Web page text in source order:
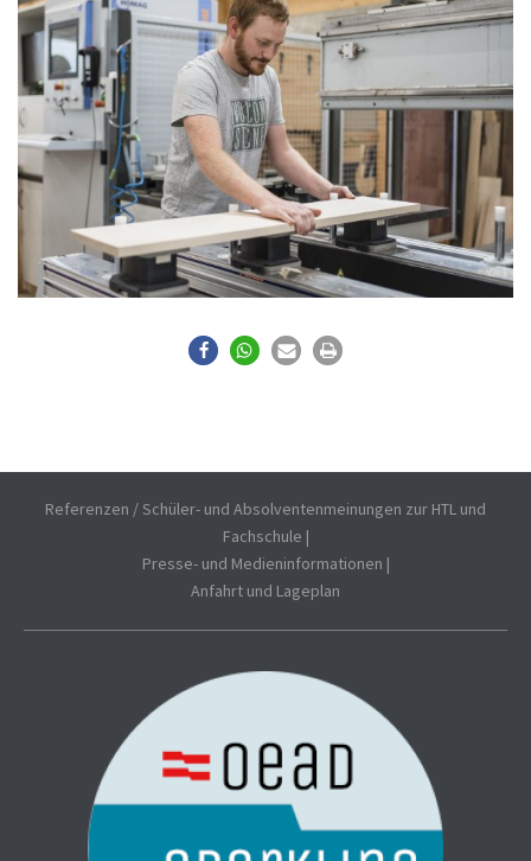
Referenzen / Schüler- und Absolventenmeinungen zur HTL und
Fachschule |
Presse- und Medieninformationen |
Anfahrt und Lageplan